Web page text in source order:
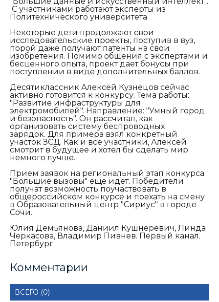
С участниками работают эксперты из
Политехнического университета
Некоторые дети продолжают свои
исследовательские проекты, поступив в вуз,
порой даже получают патенты на свои
изобретения. Помимо общения с экспертами и
бесценного опыта, проект дает бонусы при
поступлении в виде дополнительных баллов.
Десятиклассник Алексей Кузнецов сейчас
активно готовится к конкурсу. Тема работы:
"Развитие инфраструктуры для
электромобилей". Направление: "Умный город
и безопасность". Он рассчитал, как
организовать систему беспроводных
зарядок. Для примера взял конкретный
участок ЗСД. Как и все участники, Алексей
смотрит в будущее и хотел бы сделать мир
немного лучше.
Прием заявок на региональный этап конкурса
"Большие вызовы" еще идет. Победители
получат возможность поучаствовать в
общероссийском конкурсе и поехать на смену
в Образовательный центр "Сириус" в городе
Сочи.
Юлия Демьянова, Даниил Кушнеревич, Линда
Черкасова, Владимир Пивнев. Первый канал.
Петербург
Комментарии
ВСЕГО (0)